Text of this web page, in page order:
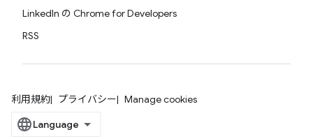
LinkedIn の Chrome for Developers
RSS
利用規約 プライバシー Manage cookies